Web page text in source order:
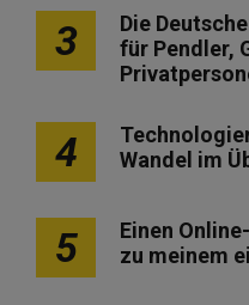
3
Die
für Pendler,
4
Wandel im
5
Einen
zu meinem